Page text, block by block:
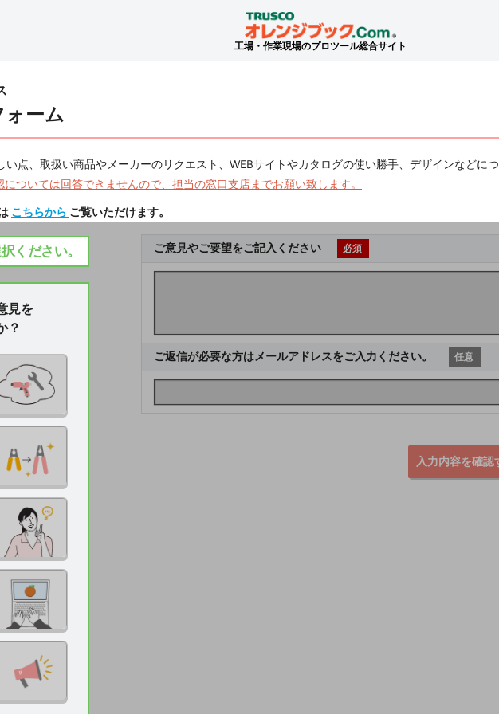
工場・作業現場のプロツール総合サイト
ォーム
い点、取扱い商品やメーカーのリクエスト、WEBサイトやカタログの使い勝手、デザインなどに
ついては回答できませんので、担当の窓口支店までお願い致します。
こちらから ご覧いただけます。
ください。
見を
？
ご意見やご要望をご記入ください 必須
ご返信が必要な方はメールアドレスをご入力ください。 任意
入力内容を確認